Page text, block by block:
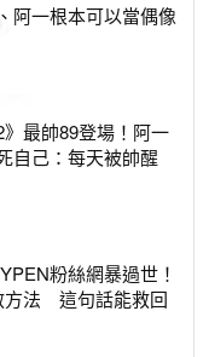
阿一根本可以當偶像
》最帥89登場！阿一
自己：每天被帥醒
粉絲網暴過世！
方法 這句話能救回